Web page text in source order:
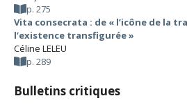
p. 275
Vita consecrata : de « l’icône de la
l’existence transfigurée »
Céline LELEU
p. 289
Bulletins critiques